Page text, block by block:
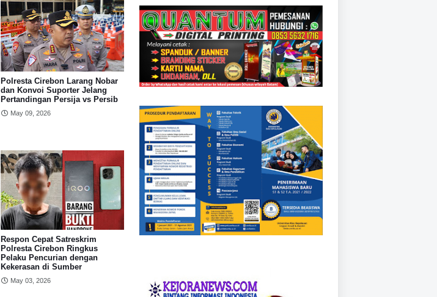
Polresta Cirebon Larang Nobar
dan Konvoi Suporter Jelang
Pertandingan Persija vs Persib
May 09, 2026
Respon Cepat Satreskrim
Polresta Cirebon Ringkus
Pelaku Pencurian dengan
Kekerasan di Sumber
May 03, 2026